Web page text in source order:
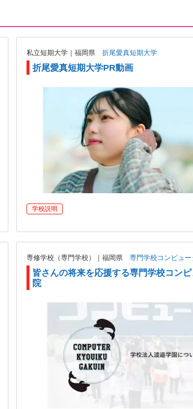
私立短期大学｜福岡県 折尾愛真短期大学
折尾愛真短期大学PR動画
学校説明
専修学校（専門学校）｜福岡県 専門学校コンピュ
皆さんの将来を応援する専門学校コン
院